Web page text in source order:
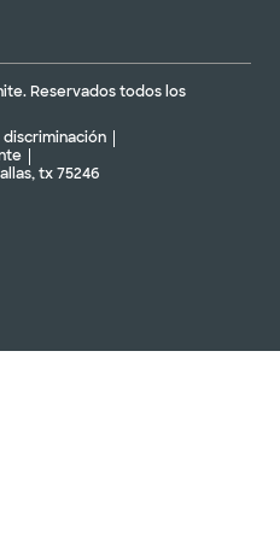
Reservados todos los
tx 75246